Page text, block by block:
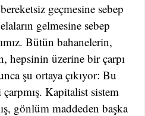
geçmesine sebep
gelmesine sebep
Bütün bahanelerin,
hepsinin üzerine bir çarpı
şu ortaya çıkıyor: Bu
Kapitalist sistem
gönlüm maddeden başka